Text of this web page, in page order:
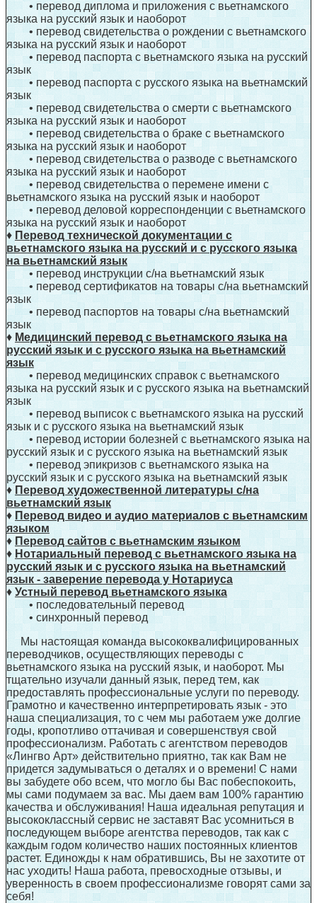
• перевод диплома и приложения с вьетнамского
языка на русский язык и наоборот
• перевод свидетельства о рождении с вьетнамского
языка на русский язык и наоборот
• перевод паспорта с вьетнамского языка на русский
язык
• перевод паспорта с русского языка на вьетнамский
язык
• перевод свидетельства о смерти с вьетнамского
языка на русский язык и наоборот
• перевод свидетельства о браке с вьетнамского
языка на русский язык и наоборот
• перевод свидетельства о разводе с вьетнамского
языка на русский язык и наоборот
• перевод свидетельства о перемене имени с
вьетнамского языка на русский язык и наоборот
• перевод деловой корреспонденции с вьетнамского
языка на русский язык и наоборот
♦ Перевод технической документации с
вьетнамского языка на русский и с русского языка
на вьетнамский язык
• перевод инструкции с/на вьетнамский язык
• перевод сертификатов на товары с/на вьетнамский
язык
• перевод паспортов на товары с/на вьетнамский
язык
♦ Медицинский перевод с вьетнамского языка на
русский язык и с русского языка на вьетнамский
язык
• перевод медицинских справок с вьетнамского
языка на русский язык и с русского языка на вьетнамский
язык
• перевод выписок с вьетнамского языка на русский
язык и с русского языка на вьетнамский язык
• перевод истории болезней с вьетнамского языка на
русский язык и с русского языка на вьетнамский язык
• перевод эпикризов с вьетнамского языка на
русский язык и с русского языка на вьетнамский язык
♦Перевод художественной литературы с/на
вьетнамский язык
♦ Перевод видео и аудио материалов с вьетнамским
языком
♦ Перевод сайтов с вьетнамским языком
♦ Нотариальный перевод с вьетнамского языка на
русский язык и с русского языка на вьетнамский
язык - заверение перевода у Нотариуса
♦ Устный перевод вьетнамского языка
• последовательный перевод
• синхронный перевод
Мы настоящая команда высококвалифицированных
переводчиков, осуществляющих переводы с
вьетнамского языка на русский язык, и наоборот. Мы
тщательно изучали данный язык, перед тем, как
предоставлять профессиональные услуги по переводу.
Грамотно и качественно интерпретировать язык - это
наша специализация, то с чем мы работаем уже долгие
годы, кропотливо оттачивая и совершенствуя свой
профессионализм. Работать с агентством переводов
«Лингво Арт» действительно приятно, так как Вам не
придется задумываться о деталях и о времени! С нами
вы забудете обо всем, что могло бы Вас побеспокоить,
мы сами подумаем за вас. Мы даем вам 100% гарантию
качества и обслуживания! Наша идеальная репутация и
высококлассный сервис не заставят Вас усомниться в
последующем выборе агентства переводов, так как с
каждым годом количество наших постоянных клиентов
растет. Единожды к нам обратившись, Вы не захотите от
нас уходить! Наша работа, превосходные отзывы, и
уверенность в своем профессионализме говорят сами за
себя!